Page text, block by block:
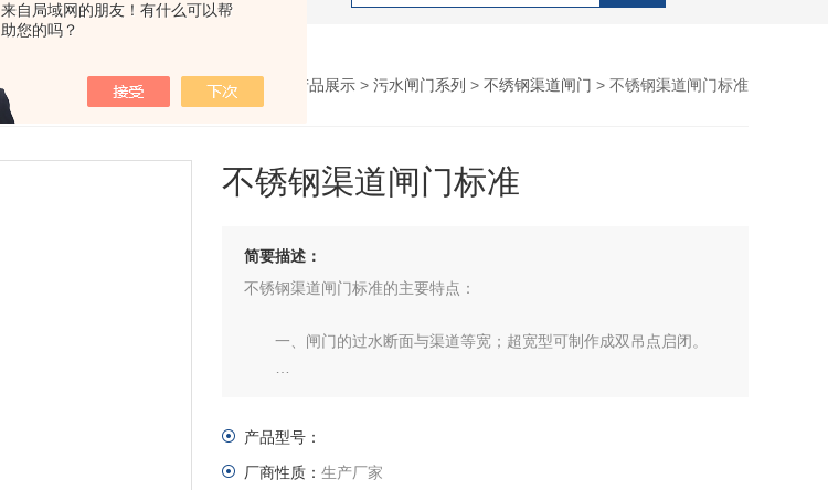
来自局域网的朋友！有什么可以帮
助您的吗？
您的位置：网站首页 产品展示 > 污水闸门系列 > 不绣钢渠道闸门 > 不锈钢渠道闸门标准
不锈钢渠道闸门标准
简要描述：
不锈钢渠道闸门标准的主要特点：
一、闸门的过水断面与渠道等宽；超宽型可制作成双吊点启闭。
三、橡胶密封，止水性能好。
产品型号：
厂商性质： 生产厂家